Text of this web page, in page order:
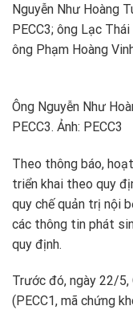
Nguyễn Như Hoàng
PECC3; ông Lạc
ông Phạm Hoàng
Ông Nguyễn Như
PECC3. Ảnh: PECC3
Theo thông báo,
triển khai theo quy
quy chế quản trị nội
các thông tin phát
quy định.
Trước đó, ngày 22/5,
(PECC1, mã chứng